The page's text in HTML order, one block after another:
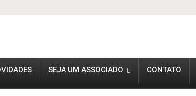
SEJA UM ASSOCIADO CONTATO